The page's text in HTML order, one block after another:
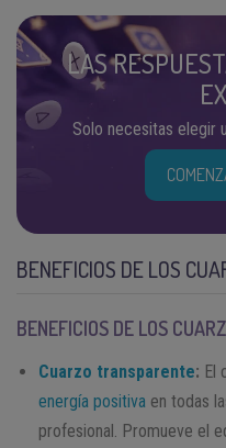
LAS
Solo necesitas elegir
BENEFICIOS DE LOS
BENEFICIOS DE LOS
Cuarzo transparente: El
energía positiva en todas
profesional. Promueve el